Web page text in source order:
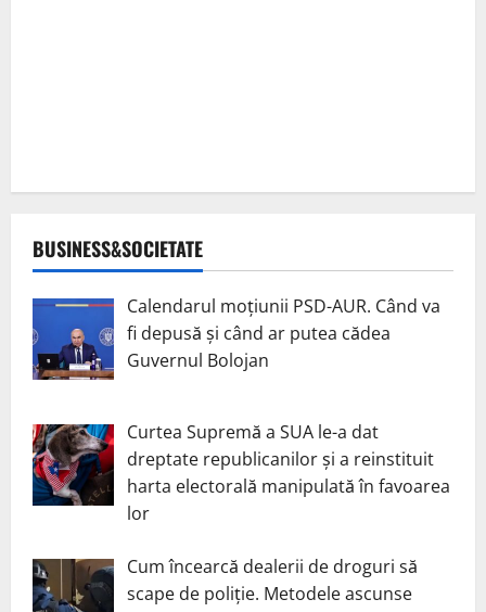
BUSINESS&SOCIETATE
Calendarul moțiunii PSD-AUR. Când va
fi depusă și când ar putea cădea
Guvernul Bolojan
Curtea Supremă a SUA le-a dat
dreptate republicanilor și a reinstituit
harta electorală manipulată în favoarea
lor
Cum încearcă dealerii de droguri să
scape de poliție. Metodele ascunse